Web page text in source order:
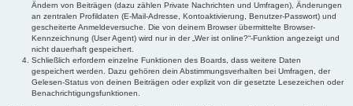
Ändern von Beiträgen (dazu zählen Private Nachrichten und Umfragen), Änderungen
an zentralen Profildaten (E-Mail-Adresse, Kontoaktivierung, Benutzer-Passwort) und
gescheiterte Anmeldeversuche. Die von deinem Browser übermittelte Browser-
Kennzeichnung (User Agent) wird nur in der „Wer ist online?“-Funktion angezeigt und
nicht dauerhaft gespeichert.
Schließlich erfordern einzelne Funktionen des Boards, dass weitere Daten
gespeichert werden. Dazu gehören dein Abstimmungsverhalten bei Umfragen, der
Gelesen-Status von deinen Beiträgen oder explizit von dir gesetzte Lesezeichen oder
Benachrichtigungsfunktionen.